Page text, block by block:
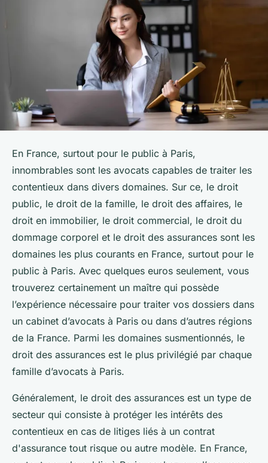
En France, surtout pour le public à Paris,
innombrables sont les avocats capables de traiter les
contentieux dans divers domaines. Sur ce, le droit
public, le droit de la famille, le droit des affaires, le
droit en immobilier, le droit commercial, le droit du
dommage corporel et le droit des assurances sont les
domaines les plus courants en France, surtout pour le
public à Paris. Avec quelques euros seulement, vous
trouverez certainement un maître qui possède
l’expérience nécessaire pour traiter vos dossiers dans
un cabinet d’avocats à Paris ou dans d’autres régions
de la France. Parmi les domaines susmentionnés, le
droit des assurances est le plus privilégié par chaque
famille d’avocats à Paris.
Généralement, le droit des assurances est un type de
secteur qui consiste à protéger les intérêts des
contentieux en cas de litiges liés à un contrat
d'assurance tout risque ou autre modèle. En France,